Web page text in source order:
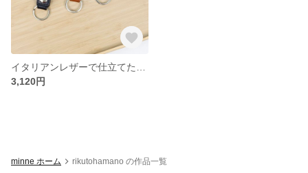
3,120円
minne ホーム rikutohamano の作品一覧